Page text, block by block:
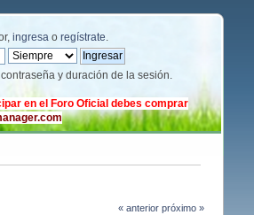
ingresa oregístrate.
y duración de la sesión.
en el Foro Oficial debes comprar
« anterior próximo »